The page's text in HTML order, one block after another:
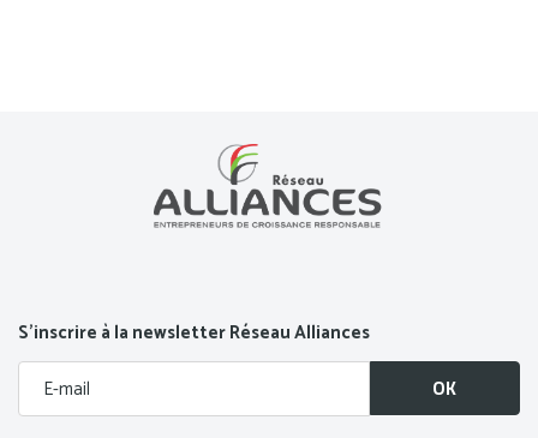
S’inscrire à la newsletter Réseau Alliances